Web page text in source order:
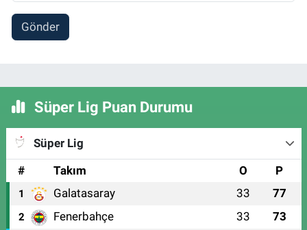
Gönder
Süper Lig Puan Durumu
Süper Lig
#
Takım O P
1 Galatasaray 33 77
2 Fenerbahçe 33 73